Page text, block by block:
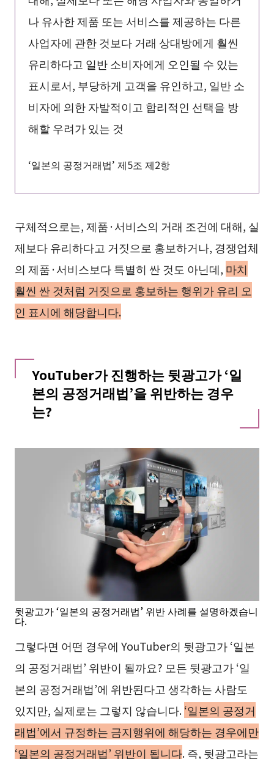
나 유사한 제품 또는 서비스를 제공하는 다른
사업자에 관한 것보다 거래 상대방에게 훨씬
유리하다고 일반 소비자에게 오인될 수 있는
표시로서, 부당하게 고객을 유인하고, 일반 소
비자에 의한 자발적이고 합리적인 선택을 방
해할 우려가 있는 것
‘일본의 공정거래법’ 제5조 제2항
구체적으로는, 제품·서비스의 거래 조건에 대해, 실
제보다 유리하다고 거짓으로 홍보하거나, 경쟁업체
의 제품·서비스보다 특별히 싼 것도 아닌데, 마치
훨씬 싼 것처럼 거짓으로 홍보하는 행위가 유리 오
인 표시에 해당합니다.
YouTuber가 진행하는 뒷광고가 ‘일
본의 공정거래법’을 위반하는 경우
는?
뒷광고가 ‘일본의 공정거래법’ 위반 사례를 설명하겠습니
다.
그렇다면 어떤 경우에 YouTuber의 뒷광고가 ‘일본
의 공정거래법’ 위반이 될까요? 모든 뒷광고가 ‘일
본의 공정거래법’에 위반된다고 생각하는 사람도
있지만, 실제로는 그렇지 않습니다.‘일본의 공정거
래법’에서 규정하는 금지행위에 해당하는 경우에만
‘일본의 공정거래법’ 위반이 됩니다. 즉, 뒷광고라는